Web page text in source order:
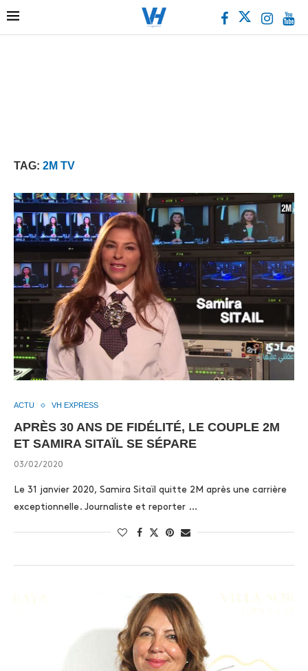
TAG: 2M TV
ACTU VH EXPRESS
APRÈS 30 ANS DE FIDÉLITÉ, LE COUPLE 2M
ET SAMIRA SITAÏL SE SÉPARE
03/02/2020
Le 31 janvier 2020, Samira Sitaïl quitte 2M après une carrière
exceptionnelle. Journaliste et reporter …